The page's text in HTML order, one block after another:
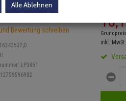
Bewertung schreiben
16342532;0
LP3851
18,
inkl. MwSt.
Alle Ablehnen